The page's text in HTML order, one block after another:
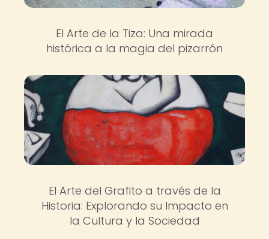
El Arte de la Tiza: Una mirada
histórica a la magia del pizarrón
El Arte del Grafito a través de la
Historia: Explorando su Impacto en
la Cultura y la Sociedad